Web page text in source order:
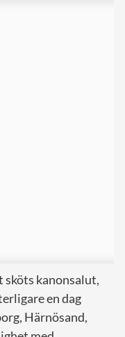
sköts kanonsalut,
en dag
Härnösand,